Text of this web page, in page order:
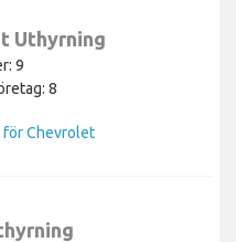
Uthyrning
9
8
för Chevrolet